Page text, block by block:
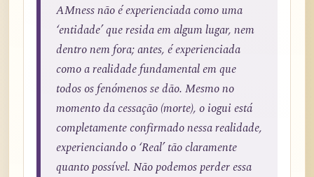
AMness não é experienciada como uma
‘entidade’ que resida em algum lugar, nem
dentro nem fora; antes, é experienciada
como a realidade fundamental em que
todos os fenómenos se dão. Mesmo no
momento da cessação (morte), o iogui está
completamente confirmado nessa realidade,
experienciando o ‘Real’ tão claramente
quanto possível. Não podemos perder essa